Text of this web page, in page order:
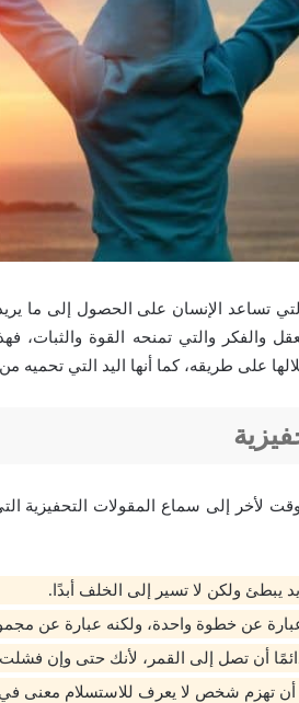
تساعد الإنسان على الحصول إلى ما
والفكر والتي تمنحه القوة والثبات،
على طريقه، كما أنها اليد التي تحميه
لأخر إلى سماع المقولات التحفيزية
يبطئ ولكن لا تسير إلى الخلف أبدًا.
عبارة عن خطوة واحدة، ولكنه عبارة عن
أن تصل إلى القمر، لأنك حتى وإن
تهزم شخص لا يعرف للاستسلام معنى في